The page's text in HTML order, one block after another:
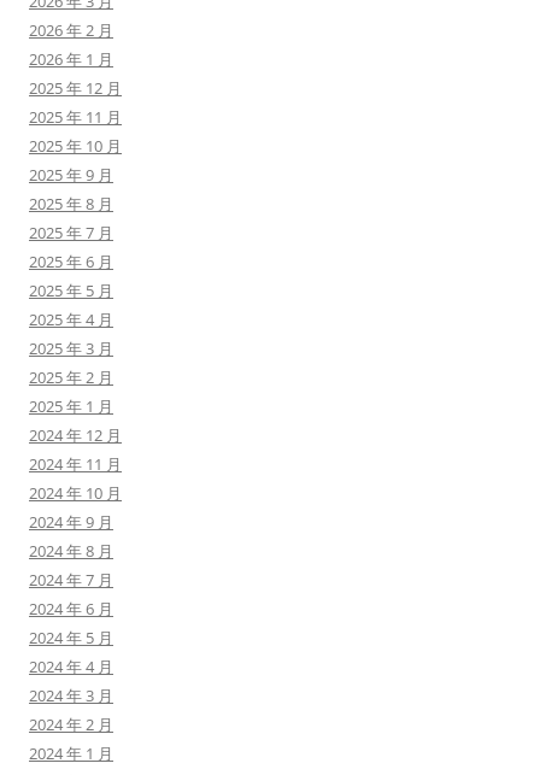
2026 年 2 月
2026 年 1 月
2025 年 12 月
2025 年 11 月
2025 年 10 月
2025 年 9 月
2025 年 8 月
2025 年 7 月
2025 年 6 月
2025 年 5 月
2025 年 4 月
2025 年 3 月
2025 年 2 月
2025 年 1 月
2024 年 12 月
2024 年 11 月
2024 年 10 月
2024 年 9 月
2024 年 8 月
2024 年 7 月
2024 年 6 月
2024 年 5 月
2024 年 4 月
2024 年 3 月
2024 年 2 月
2024 年 1 月